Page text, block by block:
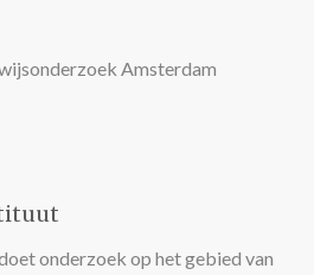
Amsterdam
onderzoek op het gebied van